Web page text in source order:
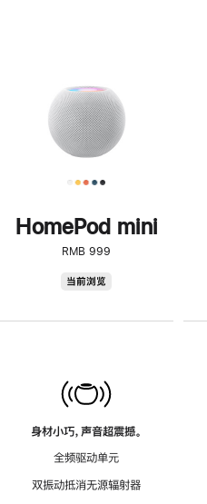
HomePod mini
RMB 999
当前浏览
身材小巧，声音超震撼。
全频驱动单元
双振动抵消无源辐射器